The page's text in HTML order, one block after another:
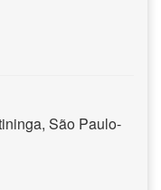
São Paulo-